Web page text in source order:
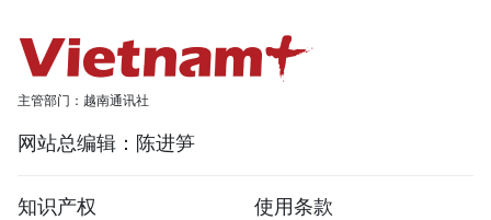
主管部门：越南通讯社
网站总编辑：陈进笋
知识产权 使用条款